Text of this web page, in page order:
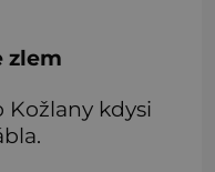
zlem
Kožlany kdysi